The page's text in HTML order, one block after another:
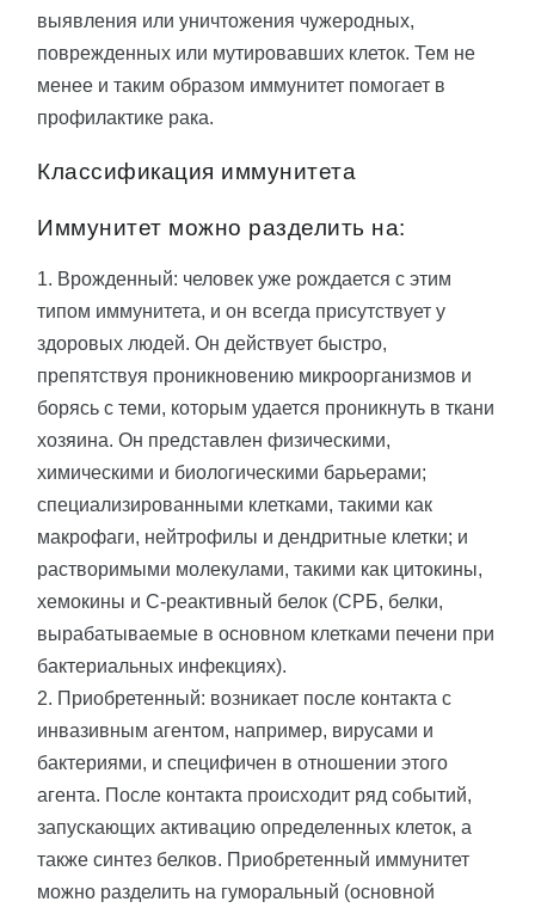
выявления или уничтожения чужеродных,
поврежденных или мутировавших клеток. Тем не
менее и таким образом иммунитет помогает в
профилактике рака.
Классификация иммунитета
Иммунитет можно разделить на:
1. Врожденный: человек уже рождается с этим
типом иммунитета, и он всегда присутствует у
здоровых людей. Он действует быстро,
препятствуя проникновению микроорганизмов и
борясь с теми, которым удается проникнуть в ткани
хозяина. Он представлен физическими,
химическими и биологическими барьерами;
специализированными клетками, такими как
макрофаги, нейтрофилы и дендритные клетки; и
растворимыми молекулами, такими как цитокины,
хемокины и С-реактивный белок (СРБ, белки,
вырабатываемые в основном клетками печени при
бактериальных инфекциях).
2. Приобретенный: возникает после контакта с
инвазивным агентом, например, вирусами и
бактериями, и специфичен в отношении этого
агента. После контакта происходит ряд событий,
запускающих активацию определенных клеток, а
также синтез белков. Приобретенный иммунитет
можно разделить на гуморальный (основной